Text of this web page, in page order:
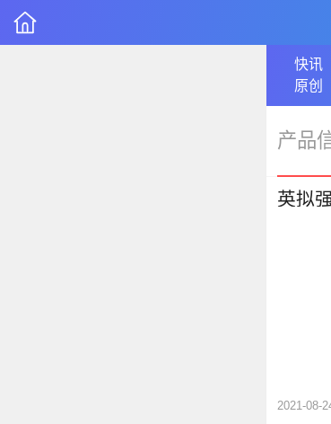
快讯
原创
产品
英拟
2021-08-